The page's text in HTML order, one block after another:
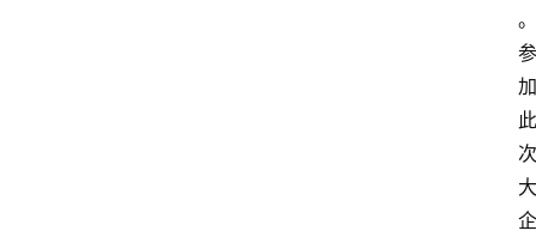
。
参
加
此
次
大
企